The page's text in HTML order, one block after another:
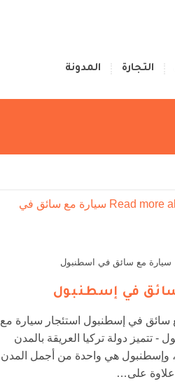
التجارة المدونة
سيارة مع سائق في اسطنبول
في إسطنبول
سائق في إسطنبول استئجار سيارة مع
تتميز دولة تركيا العريقة بالمدن
وإسطنبول هي واحدة من أجمل المدن
علاوة على…